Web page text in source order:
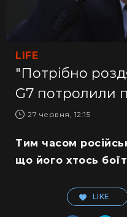
LIFE
"Потрібно
G7 потролили
27 червня, 12:15
Тим часом
що його хтось
LIKE